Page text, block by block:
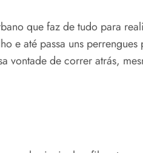
que faz de tudo para
e até passa uns
vontade de correr atrás,